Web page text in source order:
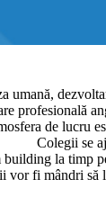
umană,
profesională
de lucru
Colegii se
la timp
vor fi mândri să